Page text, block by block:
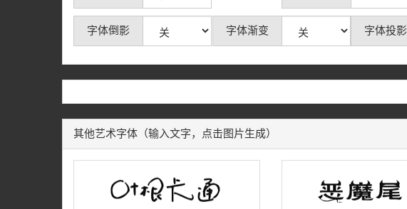
字体倒影 字体渐变 字体投影
其他艺术字体（输入文字，点击图片生成）